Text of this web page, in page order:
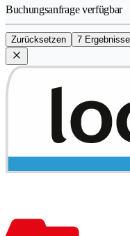
Buchungsanfrage verfügbar
Zurücksetzen 7